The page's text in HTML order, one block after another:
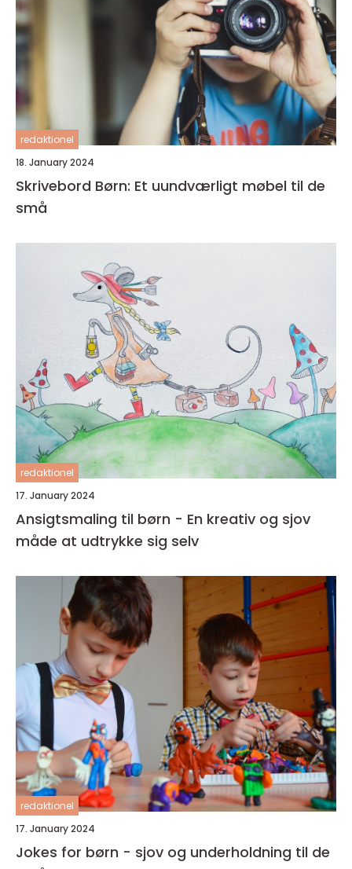
redaktionel
18. January 2024
Skrivebord Børn: Et uundværligt møbel til de
små
redaktionel
17. January 2024
Ansigtsmaling til børn - En kreativ og sjov
måde at udtrykke sig selv
redaktionel
17. January 2024
Jokes for børn - sjov og underholdning til de